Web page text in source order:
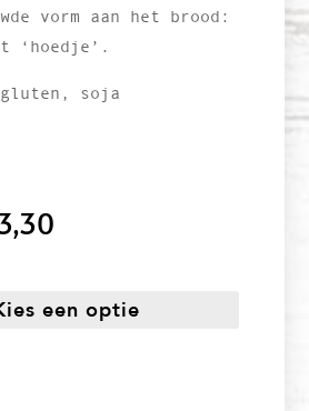
vorm aan het brood:
‘hoedje’.
soja
€3,30